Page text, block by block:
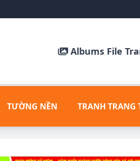
Albums File
TƯỜNG NỀN TRANH TRANG